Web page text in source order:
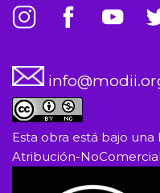
Esta obra está bajo una
Atribución-